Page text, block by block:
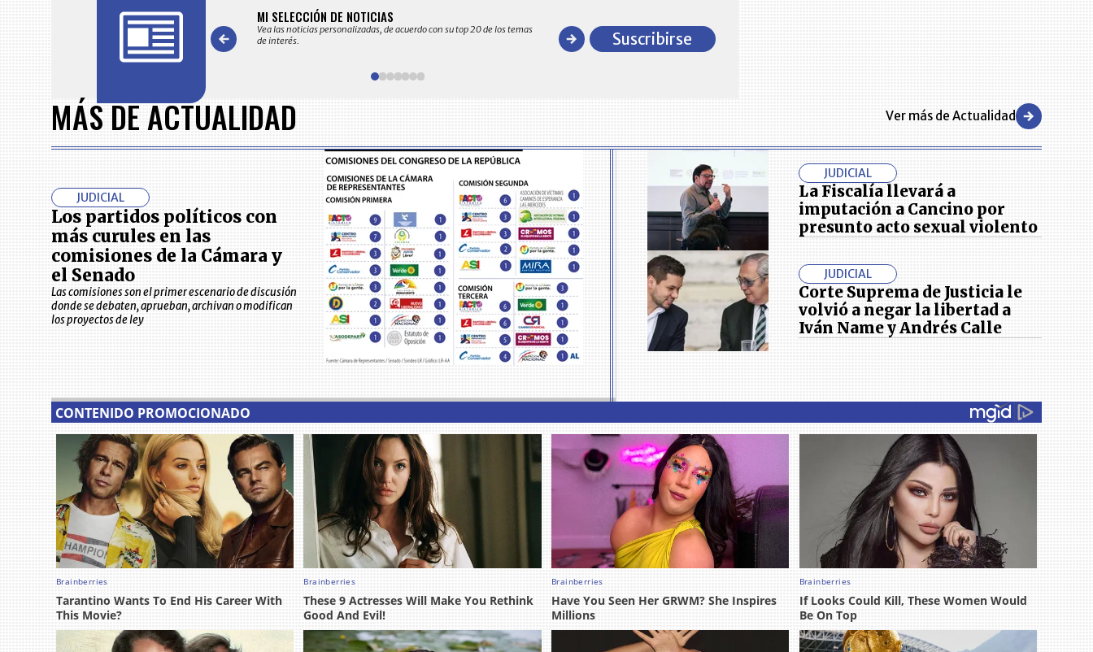
en su correo electrónico las noticias seleccionadas por nuestro
MI SELECCIÓN DE NOTICIAS
Vea las noticias personalizadas, de acuerdo con su top 20 de los temas
de interés.
comportamiento general y detallado de las 10.000 primeras empresas
en ventas en Colombia
of
7
Suscribirse
MÁS DE ACTUALIDAD Ver más de Actualidad
JUDICIAL
Los partidos políticos con
más curules en las
comisiones de la Cámara y
el Senado
Las comisiones son el primer escenario de discusión
donde se debaten, aprueban, archivan o modifican
los proyectos de ley
JUDICIAL
La Fiscalía llevará a
imputación a Cancino por
presunto acto sexual violento
JUDICIAL
Corte Suprema de Justicia le
volvió a negar la libertad a
Iván Name y Andrés Calle